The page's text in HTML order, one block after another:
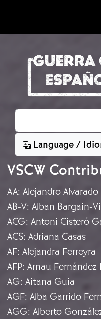
Search
Language /
VSCW
AA: Alejandro Alvarado
AB-V: Alban Bargain-
ACG: Antoni Cisteró
ACS: Adriana Casas
AF: Alejandra Ferreyra
AFP: Arnau Fernández
AG: Aitana Guia
AGF: Alba Garrido
AGG: Alberto